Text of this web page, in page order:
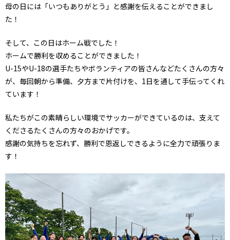
母の日には「いつもありがとう」と感謝を伝えることができまし
た！
そして、この日はホーム戦でした！
ホームで勝利を収めることができました！
U-15やU-18の選手たちやボランティアの皆さんなどたくさんの方々
が、毎回朝から準備、夕方まで片付けを、1日を通して手伝ってくれ
ています！
私たちがこの素晴らしい環境でサッカーができているのは、支えて
くださるたくさんの方々のおかげです。
感謝の気持ちを忘れず、勝利で恩返しできるように全力で頑張りま
す！